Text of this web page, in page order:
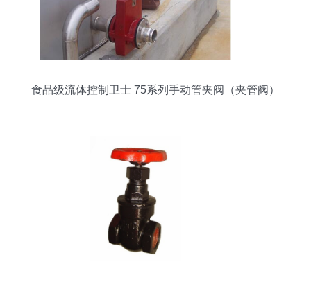
食品级流体控制卫士 75系列手动管夹阀（夹管阀）